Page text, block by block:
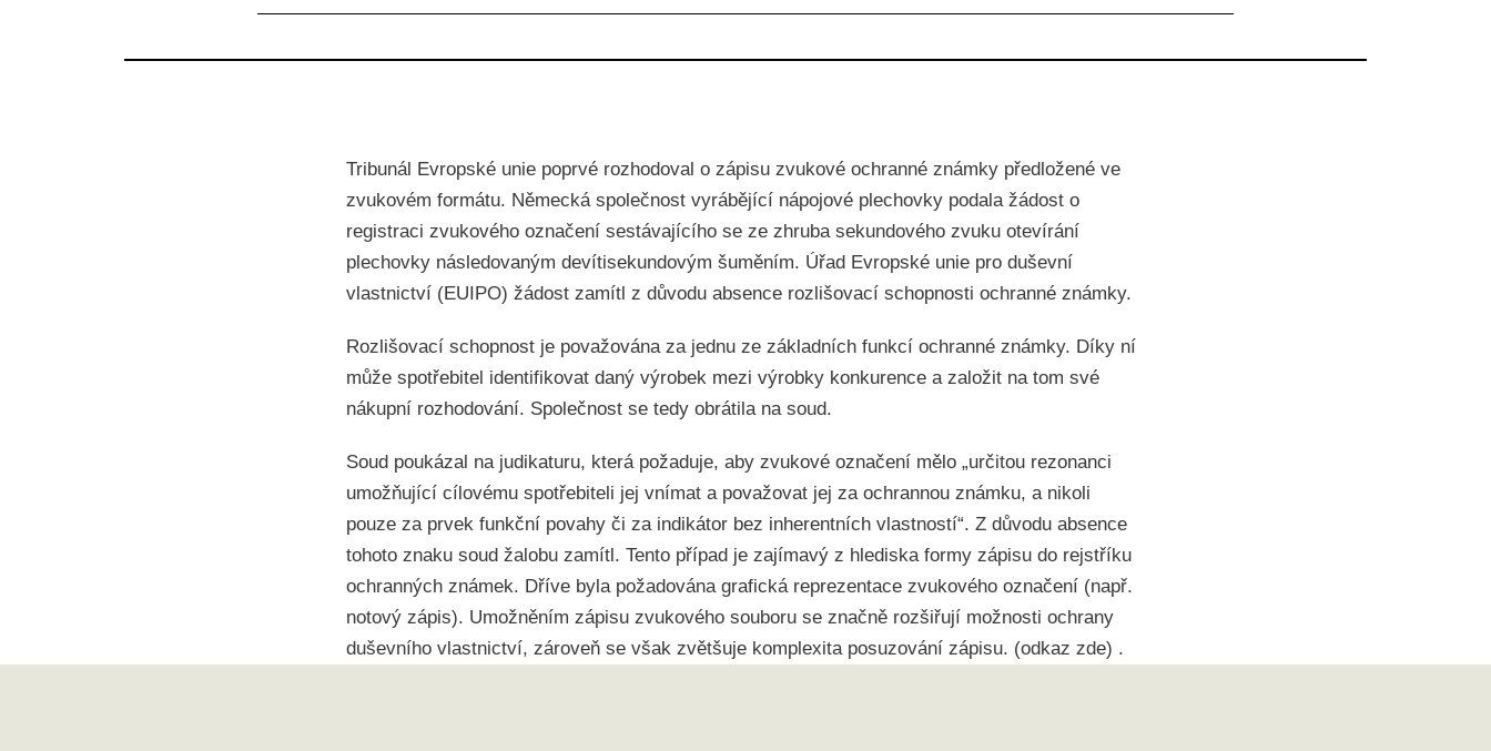
Tribunál Evropské unie poprvé rozhodoval o zápisu zvukové ochranné známky předložené ve
zvukovém formátu. Německá společnost vyrábějící nápojové plechovky podala žádost o
registraci zvukového označení sestávajícího se ze zhruba sekundového zvuku otevírání
plechovky následovaným devítisekundovým šuměním. Úřad Evropské unie pro duševní
vlastnictví (EUIPO) žádost zamítl z důvodu absence rozlišovací schopnosti ochranné známky.
Rozlišovací schopnost je považována za jednu ze základních funkcí ochranné známky. Díky ní
může spotřebitel identifikovat daný výrobek mezi výrobky konkurence a založit na tom své
nákupní rozhodování. Společnost se tedy obrátila na soud.
Soud poukázal na judikaturu, která požaduje, aby zvukové označení mělo „určitou rezonanci
umožňující cílovému spotřebiteli jej vnímat a považovat jej za ochrannou známku, a nikoli
pouze za prvek funkční povahy či za indikátor bez inherentních vlastností“. Z důvodu absence
tohoto znaku soud žalobu zamítl. Tento případ je zajímavý z hlediska formy zápisu do rejstříku
ochranných známek. Dříve byla požadována grafická reprezentace zvukového označení (např.
notový zápis). Umožněním zápisu zvukového souboru se značně rozšiřují možnosti ochrany
duševního vlastnictví, zároveň se však zvětšuje komplexita posuzování zápisu. (odkaz zde) .